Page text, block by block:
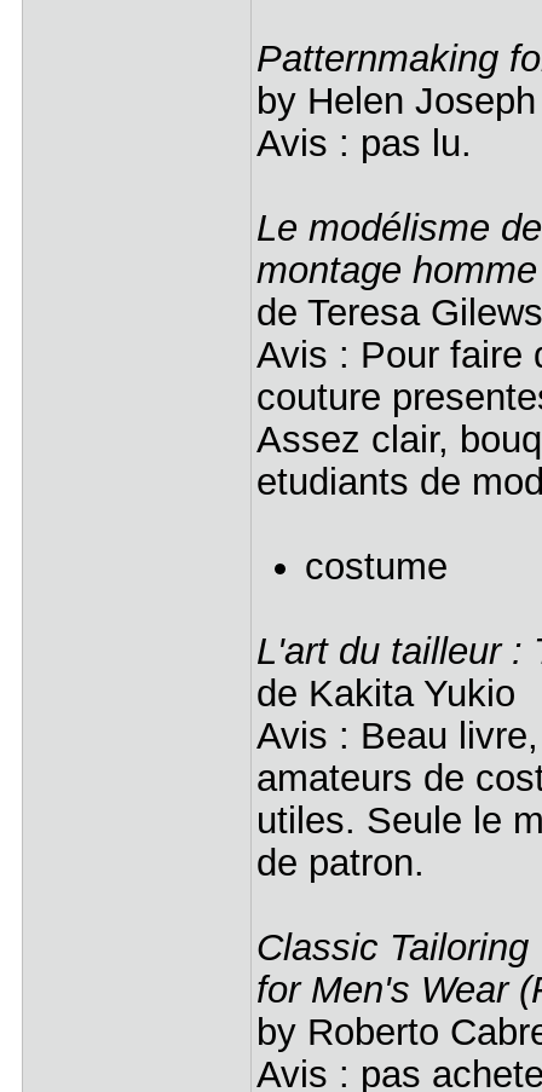
Patternmaking
by Helen
Avis : pas lu.
Le modélisme
montage homme
de Teresa
Avis : Pour faire
couture
Assez clair,
etudiants de
costume
L'art du tailleur :
de Kakita Yukio
Avis : Beau
amateurs de
utiles. Seule le
de patron.
Classic
for Men's Wear
by Roberto
Avis : pas